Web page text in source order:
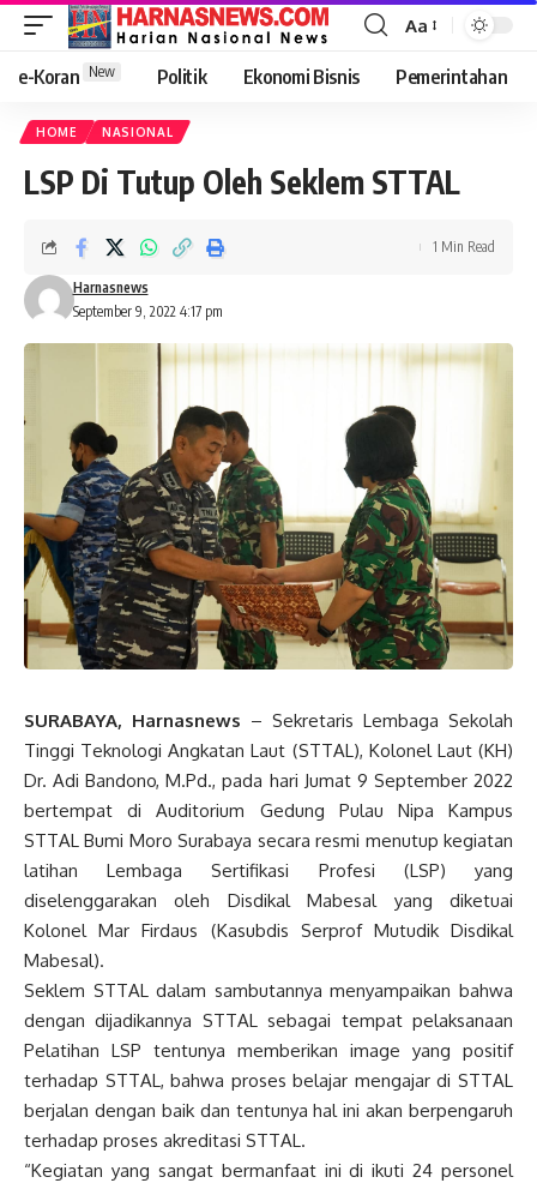
Aa
e-Koran New Politik Ekonomi Bisnis Pemerintahan
HOME NASIONAL
LSP Di Tutup Oleh Seklem STTAL
September 9, 2022 4:17 pm
Harnasnews
1 Min Read
SURABAYA, Harnasnews – Sekretaris Lembaga Sekolah
Tinggi Teknologi Angkatan Laut (STTAL), Kolonel Laut (KH)
Dr. Adi Bandono, M.Pd., pada hari Jumat 9 September 2022
bertempat di Auditorium Gedung Pulau Nipa Kampus
STTAL Bumi Moro Surabaya secara resmi menutup kegiatan
latihan Lembaga Sertifikasi Profesi (LSP) yang
diselenggarakan oleh Disdikal Mabesal yang diketuai
Kolonel Mar Firdaus (Kasubdis Serprof Mutudik Disdikal
Mabesal).
Seklem STTAL dalam sambutannya menyampaikan bahwa
dengan dijadikannya STTAL sebagai tempat pelaksanaan
Pelatihan LSP tentunya memberikan image yang positif
terhadap STTAL, bahwa proses belajar mengajar di STTAL
berjalan dengan baik dan tentunya hal ini akan berpengaruh
terhadap proses akreditasi STTAL.
“Kegiatan yang sangat bermanfaat ini di ikuti 24 personel